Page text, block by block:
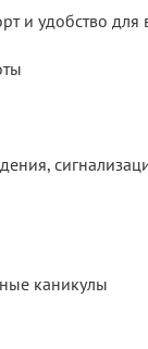
и удобство для
каникулы